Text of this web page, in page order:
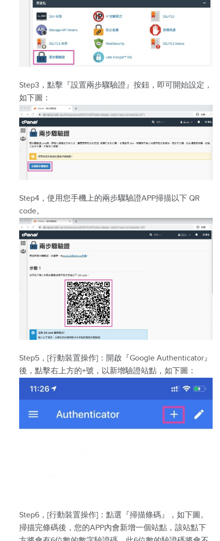
Step3，點擊『設置兩步驟驗證』按鈕，即可開始設定，
如下圖：
Step4，使用您手機上的兩步驟驗證APP掃描以下 QR
code。
Step5，[行動裝置操作]：開啟『Google Authenticator』
後，點擊右上方的+號，以新增驗證站點，如下圖：
Step6，[行動裝置操作]：點選『掃描條碼』，如下圖。
掃描完條碼後，您的APP內會新增一個站點，該站點下